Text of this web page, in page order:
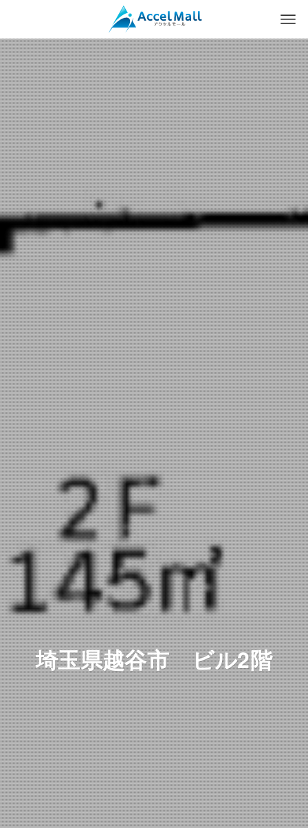
埼玉県越谷市 ビル2階